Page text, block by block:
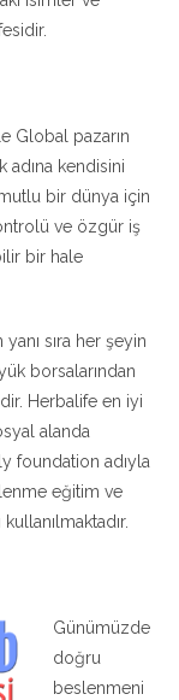
Global pazarın
adına kendisini
bir dünya için
ve özgür iş
bir hale
sıra her şeyin
borsalarından
Herbalife en iyi
alanda
foundation adıyla
eğitim ve
Günümüzde
doğru
beslenmeni